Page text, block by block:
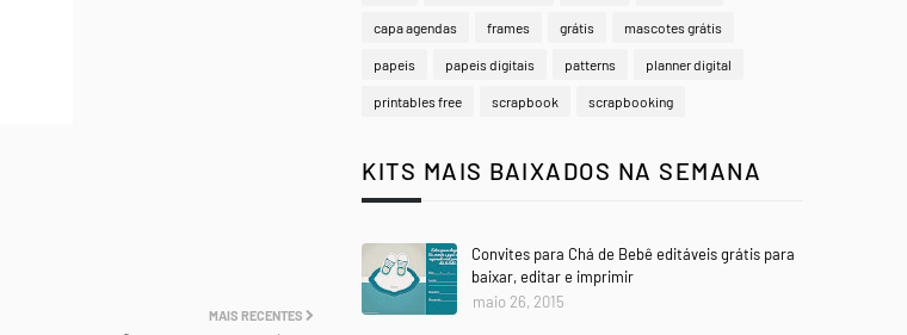
MAIS RECENTES
capa agendas frames grátis mascotes grátis
papeis papeis digitais patterns planner digital
printables free scrapbook scrapbooking
KITS MAIS BAIXADOS NA SEMANA
Convites para Chá de Bebê editáveis grátis para
baixar, editar e imprimir
maio 26, 2015